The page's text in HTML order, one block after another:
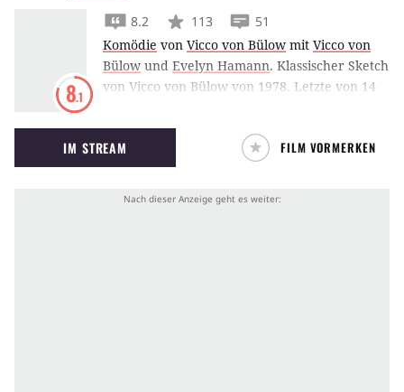
8.1
8.2 113
51
Komödie von Vicco von Bülow mit Vicco von
Bülow und Evelyn Hamann. Klassischer Sketch
von Vicco von Bülow von 1978. Letzte von 14
ausgestrahlt wurden.
IM STREAM FILM VORMERKEN